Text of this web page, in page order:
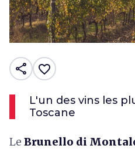
share favorite_border
L'un des vins les
Toscane
Le Brunello di